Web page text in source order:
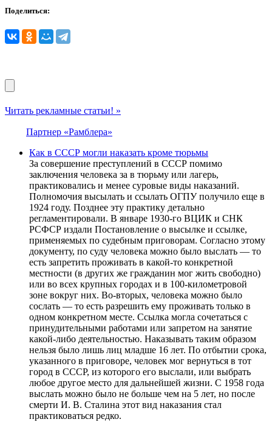
Поделиться:
Читать рекламные статьи! »
Партнер «Рамблера»
Как в СССР могли наказать кроме тюрьмы
За совершение преступлений в СССР помимо
заключения человека за в тюрьму или лагерь,
практиковались и менее суровые виды наказаний.
Полномочия высылать и ссылать ОГПУ получило еще в
1924 году. Позднее эту практику детально
регламентировали. В январе 1930-го ВЦИК и СНК
РСФСР издали Постановление о высылке и ссылке,
применяемых по судебным приговорам. Согласно этому
документу, по суду человека можно было выслать — то
есть запретить проживать в какой-то конкретной
местности (в других же гражданин мог жить свободно)
или во всех крупных городах и в 100-километровой
зоне вокруг них. Во-вторых, человека можно было
сослать — то есть разрешить ему проживать только в
одном конкретном месте. Ссылка могла сочетаться с
принудительными работами или запретом на занятие
какой-либо деятельностью. Наказывать таким образом
нельзя было лишь лиц младше 16 лет. По отбытии срока,
указанного в приговоре, человек мог вернуться в тот
город в СССР, из которого его выслали, или выбрать
любое другое место для дальнейшей жизни. С 1958 года
выслать можно было не больше чем на 5 лет, но после
смерти И. В. Сталина этот вид наказания стал
практиковаться редко.